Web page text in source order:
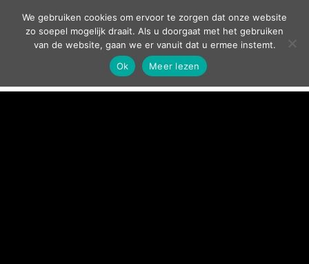
contact
We gebruiken cookies om ervoor te zorgen dat onze website
zo soepel mogelijk draait. Als u doorgaat met het gebruiken
van de website, gaan we er vanuit dat u ermee instemt.
Ok
Meer lezen